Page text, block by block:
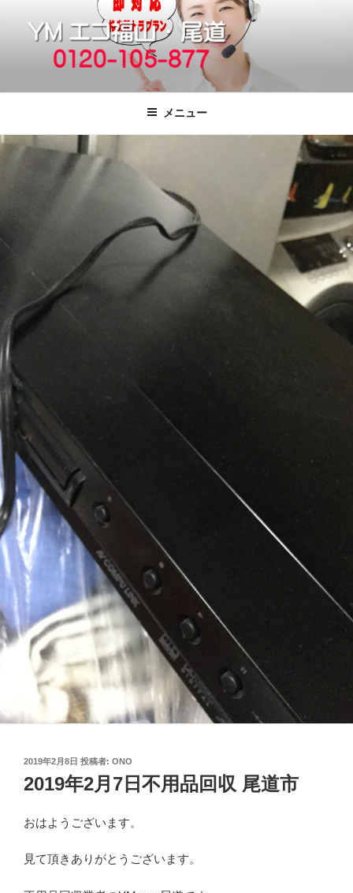
キ
ッ
福山市で格安の不用品回収、買取、処
分は粗大ごみ処分、廃品回収も対応の
YMエコ福山営業所へ。
引っ越しゴミ・粗大ゴミの片付けをいたします
メニュー
投
日:
2019年2月8日 投稿者: ONO
2019年2月7日不用品回収 尾道市
おはようございます。
見て頂きありがとうございます。